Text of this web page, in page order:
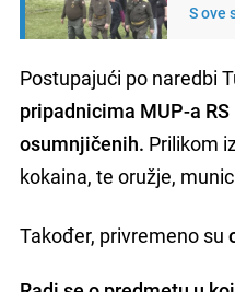
S ove
Postupajući po naredbi
pripadnicima MUP-a
osumnjičenih. Prilikom
kokaina, te oružje,
Također, privremeno su